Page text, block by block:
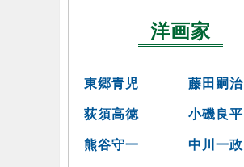
洋画家
東郷青児 藤田嗣治
荻須高徳 小磯良平
熊谷守一 中川一政